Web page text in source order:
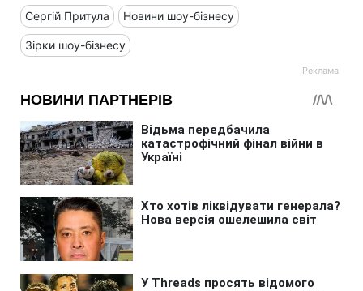
Сергій Притула Новини шоу-бізнесу
Зірки шоу-бізнесу